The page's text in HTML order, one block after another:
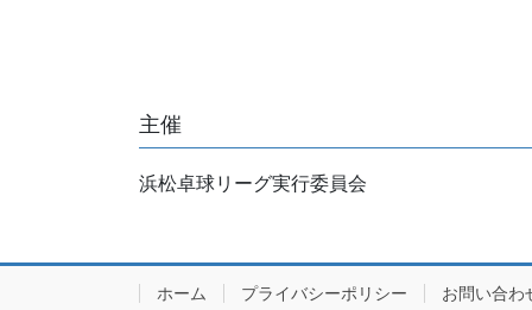
主催
浜松卓球リーグ実行委員会
ホーム プライバシーポリシー お問い合わ